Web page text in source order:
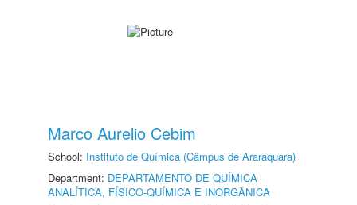
Marco Aurelio Cebim
School: Instituto de Química (Câmpus de Araraquara)
Department: DEPARTAMENTO DE QUÍMICA
ANALÍTICA, FÍSICO-QUÍMICA E INORGÂNICA